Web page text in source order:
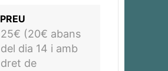
PREU
25€ (20€ abans
del dia 14 i amb
dret de